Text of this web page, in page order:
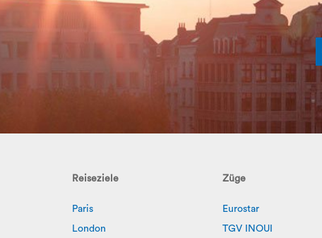
Reiseziele
Paris
London
Züge
Eurostar
TGV INOUI